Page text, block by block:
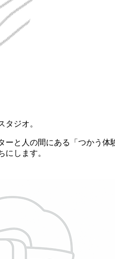
タジオ。
ーと人の間にある「つかう
にします。